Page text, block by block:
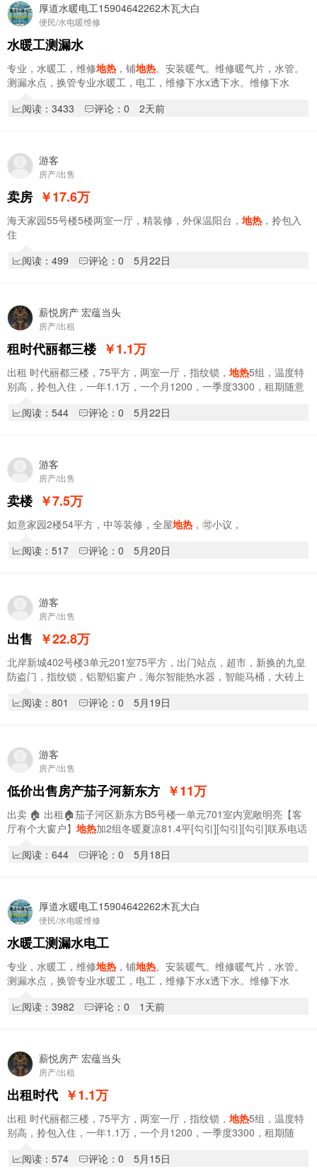
厚道水暖电工15904642262木瓦大白
便民/水电暖维修
水暖工测漏水
专业，水暖工，维修地热 ，铺地热。安装暖气。维修暖气片，水管。
测漏水点，换管专业水暖工，电工，维修下水x透下水。维修下水
阅读：3433
评论：0 2天前
游客
房产/出售
卖房 ￥17.6万
海天家园55号楼5楼两室一厅，精装修，外保温阳台， 地热 ，拎包入
住
阅读：499
评论：0 5月22日
薪悦房产 宏蕴当头
房产/出租
租时代丽都三楼 ￥1.1万
出租 时代丽都三楼，75平方，两室一厅，指纹锁， 地热5组，温度特
别高，拎包入住，一年1.1万，一个月1200，一季度3300，租期随意
阅读：544
评论：0 5月22日
游客
房产/出售
卖楼 ￥7.5万
如意家园2楼54平方，中等装修，全屋地热 ，🉑小议，
阅读：517
评论：0 5月20日
游客
房产/出售
出售 ￥22.8万
北岸新城402号楼3单元201室75平方，出门站点，超市，新换的九皇
防盗门，指纹锁，铝塑铝窗户，海尔智能热水器，智能马桶，大砖上
阅读：801
评论：0 5月19日
游客
房产/出售
低价出售房产茄子河新东方 ￥11万
出卖 🏠 出租🏠茄子河区新东方B5号楼一单元701室内宽敞明亮【客
厅有个大窗户】 地热加2组冬暖夏凉81.4平[勾引][勾引][勾引]联系电话
阅读：644
评论：0 5月18日
厚道水暖电工15904642262木瓦大白
便民/水电暖维修
水暖工测漏水电工
专业，水暖工，维修地热 ，铺地热。安装暖气。维修暖气片，水管。
测漏水点，换管专业水暖工，电工，维修下水x透下水。维修下水
阅读：3982
评论：0 1天前
薪悦房产 宏蕴当头
房产/出租
出租时代 ￥1.1万
出租 时代丽都三楼，75平方，两室一厅，指纹锁， 地热5组，温度特
别高，拎包入住，一年1.1万，一个月1200，一季度3300，租期随
阅读：574
评论：0 5月15日